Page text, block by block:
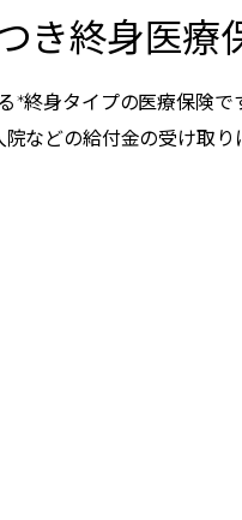
き終身医療
＊終身タイプの医療保険で
などの給付金の受け取り